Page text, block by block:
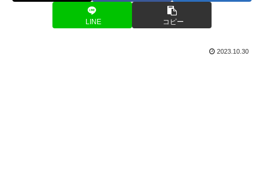
LINE コピー
2023.10.30